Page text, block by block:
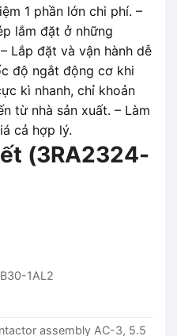
1 phần lớn chi phí. –
lắm đặt ở những
Lắp đặt và vận hành dễ
độ ngắt động cơ khi
kì nhanh, chỉ khoản
từ nhà sản xuất. – Làm
cả hợp lý.
(3RA2324-
1AL2
assembly AC-3, 5.5